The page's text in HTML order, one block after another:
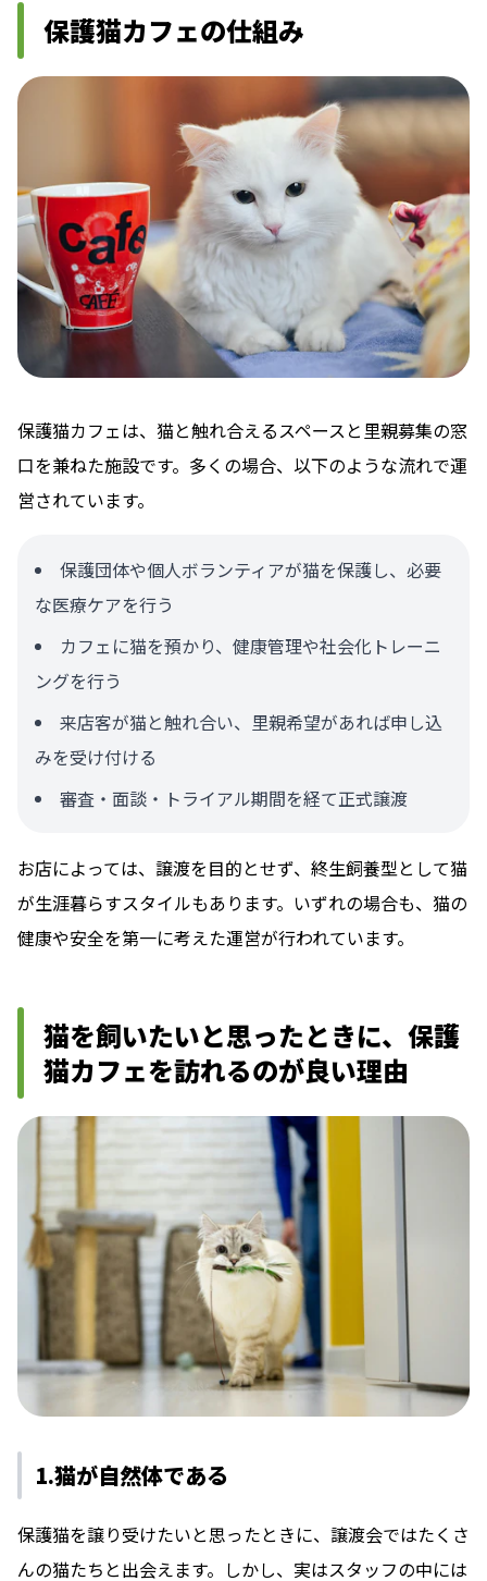
保護猫カフェの仕組み
保護猫カフェは、猫と触れ合えるスペースと里親募集の窓
口を兼ねた施設です。多くの場合、以下のような流れで運
営されています。
保護団体や個人ボランティアが猫を保護し、必要
な医療ケアを行う
カフェに猫を預かり、健康管理や社会化トレーニ
ングを行う
来店客が猫と触れ合い、里親希望があれば申し込
みを受け付ける
審査・面談・トライアル期間を経て正式譲渡
お店によっては、譲渡を目的とせず、終生飼養型として猫
が生涯暮らすスタイルもあります。いずれの場合も、猫の
健康や安全を第一に考えた運営が行われています。
猫を飼いたいと思ったときに、保護
猫カフェを訪れるのが良い理由
1.猫が自然体である
保護猫を譲り受けたいと思ったときに、譲渡会ではたくさ
んの猫たちと出会えます。しかし、実はスタッフの中には